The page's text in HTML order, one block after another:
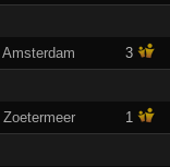
Amsterdam 3
Zoetermeer 1